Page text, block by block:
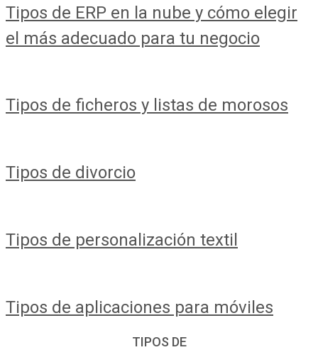
Tipos de ERP en la nube y cómo elegir
el más adecuado para tu negocio
Tipos de ficheros y listas de morosos
Tipos de divorcio
Tipos de personalización textil
Tipos de aplicaciones para móviles
TIPOS DE